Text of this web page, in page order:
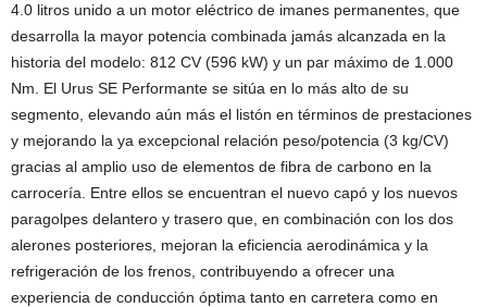
4.0 litros unido a un motor eléctrico de imanes permanentes, que
desarrolla la mayor potencia combinada jamás alcanzada en la
historia del modelo: 812 CV (596 kW) y un par máximo de 1.000
Nm. El Urus SE Performante se sitúa en lo más alto de su
segmento, elevando aún más el listón en términos de prestaciones
y mejorando la ya excepcional relación peso/potencia (3 kg/CV)
gracias al amplio uso de elementos de fibra de carbono en la
carrocería. Entre ellos se encuentran el nuevo capó y los nuevos
paragolpes delantero y trasero que, en combinación con los dos
alerones posteriores, mejoran la eficiencia aerodinámica y la
refrigeración de los frenos, contribuyendo a ofrecer una
experiencia de conducción óptima tanto en carretera como en